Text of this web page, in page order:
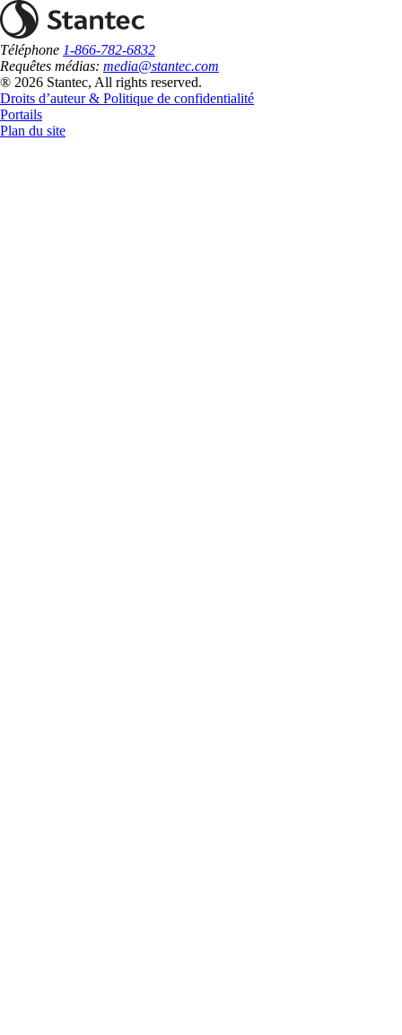
Téléphone 1-866-782-6832
Requêtes médias: media@stantec.com
® 2026 Stantec, All rights reserved.
Droits d’auteur & Politique de confidentialité
Portails
Plan du site